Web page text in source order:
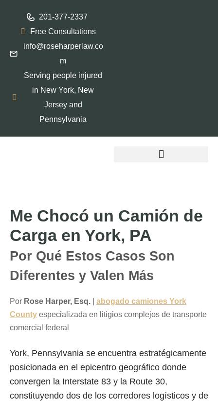
201-377-2337
Free Consultations
info@roseharperlaw.co
m
Serving people injured
in New York, New
Jersey and
Pennsylvania
Me Chocó un Camión de
Carga en York, PA
Por Qué Estos Casos Son
Diferentes y Valen Más
Por Rose Harper, Esq.
abogado camiones York
County especializada en litigios complejos de transporte
comercial federal
York, Pennsylvania se encuentra estratégicamente
posicionada en el epicentro geográfico donde
convergen la Interstate 83 y la Route 30,
constituyendo dos de los corredores logísticos y de